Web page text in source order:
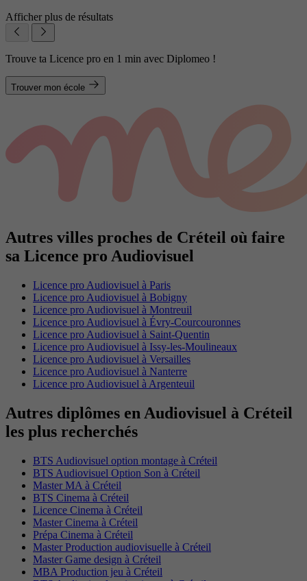
Afficher plus de résultats
Trouve ta Licence pro en 1 min avec Diplomeo !
Trouver mon école
Autres villes proches de Créteil où faire
sa Licence pro Audiovisuel
Licence pro Audiovisuel à Paris
Licence pro Audiovisuel à Bobigny
Licence pro Audiovisuel à Montreuil
Licence pro Audiovisuel à Évry-Courcouronnes
Licence pro Audiovisuel à Saint-Quentin
Licence pro Audiovisuel à Issy-les-Moulineaux
Licence pro Audiovisuel à Versailles
Licence pro Audiovisuel à Nanterre
Licence pro Audiovisuel à Argenteuil
Autres diplômes en Audiovisuel à Créteil
les plus recherchés
BTS Audiovisuel option montage à Créteil
BTS Audiovisuel Option Son à Créteil
Master MA à Créteil
BTS Cinema à Créteil
Licence Cinema à Créteil
Master Cinema à Créteil
Prépa Cinema à Créteil
Master Production audiovisuelle à Créteil
Master Game design à Créteil
MBA Production jeu à Créteil